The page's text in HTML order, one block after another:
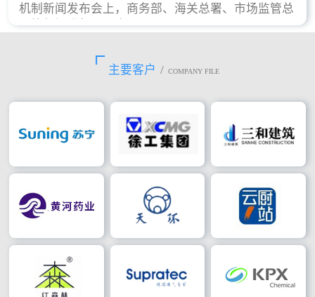
机制新闻发布会上，商务部、海关总署、市场监管总
局等部门进行了回应。
主要客户 / COMPANY FILE